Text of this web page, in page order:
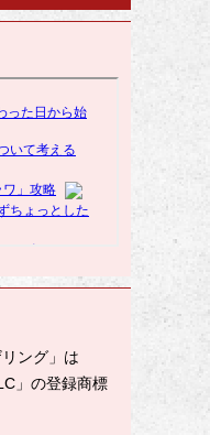
ング」は
」の登録商標